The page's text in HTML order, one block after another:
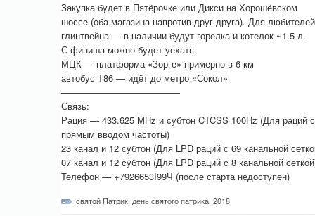
Закупка будет в Пятёрочке или Дикси на Хорошёвском
шоссе (оба магазина напротив друг друга). Для любителей
глинтвейна — в наличии будут горелка и котелок ~1.5 л.
С финиша можно будет уехать:
МЦК — платформа «Зорге» примерно в 6 км
автобус Т86 — идёт до метро «Сокол»
—————————————
Связь:
Рация — 433.625 MHz и субтон CTCSS 100Hz (Для раций с
прямым вводом частоты)
23 канал и 12 субтон (Для LPD раций с 69 канальной
07 канал и 12 субтон (Для LPD раций с 8 канальной
Телефон — +7926653I99Ч (после старта недоступен)
святой Патрик день святого патрика 2018